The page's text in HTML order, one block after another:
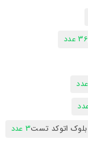
36 عدد
بلوک اتوکد تست3 عدد